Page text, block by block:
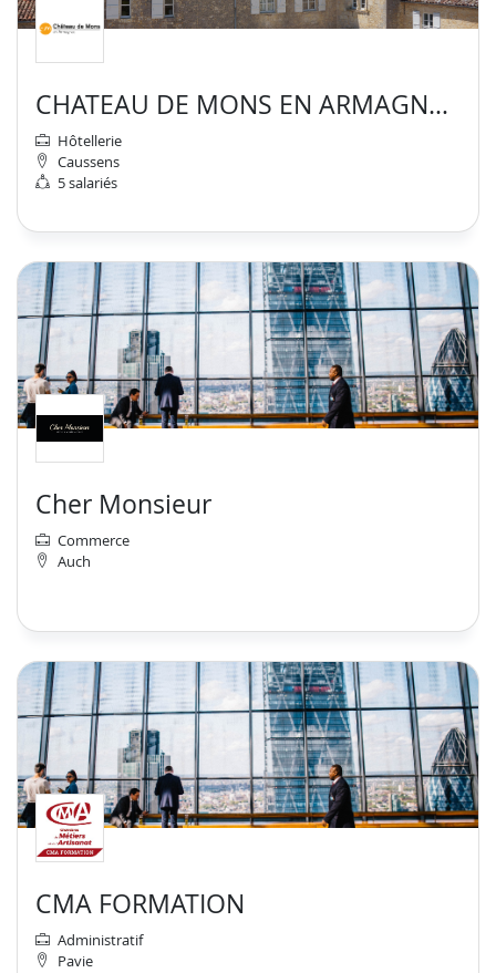
CHATEAU DE MONS EN ARMAGNAC
Hôtellerie
Caussens
5 salariés
Cher Monsieur
Commerce
Auch
CMA FORMATION
Administratif
Pavie